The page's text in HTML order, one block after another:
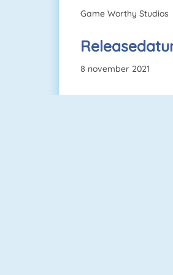
Game Worthy Studios
8 november 2021